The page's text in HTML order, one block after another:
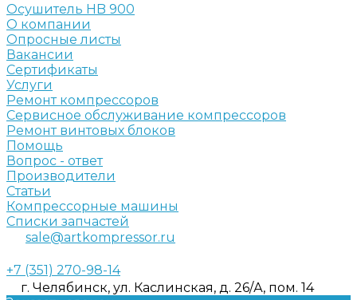
Осушитель HB 900
О компании
Опросные листы
Вакансии
Сертификаты
Услуги
Ремонт компрессоров
Сервисное обслуживание компрессоров
Ремонт винтовых блоков
Помощь
Вопрос - ответ
Производители
Статьи
Компрессорные машины
Списки запчастей
sale@artkompressor.ru
+7 (351) 270-98-14
г. Челябинск, ул. Каслинская, д. 26/А, пом. 14